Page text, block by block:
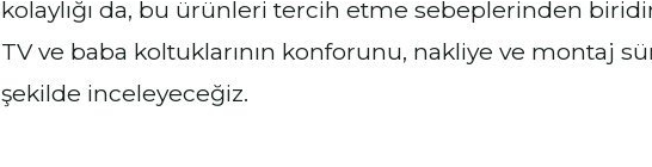
kolaylığı da, bu ürünleri tercih etme sebeplerinden
TV ve baba koltuklarının konforunu, nakliye ve montaj
şekilde inceleyeceğiz.